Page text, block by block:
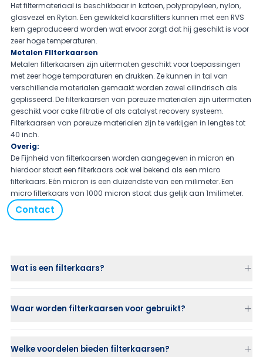
Het filtermateriaal is beschikbaar in katoen, polypropyleen, nylon,
glasvezel en Ryton. Een gewikkeld kaarsfilters kunnen met een RVS
kern geproduceerd worden wat ervoor zorgt dat hij geschikt is voor
zeer hoge temperaturen.
Metalen FIlterkaarsen
Metalen filterkaarsen zijn uitermaten geschikt voor toepassingen
met zeer hoge temparaturen en drukken. Ze kunnen in tal van
verschillende materialen gemaakt worden zowel cilindrisch als
geplisseerd. De filterkaarsen van poreuze materialen zijn uitermaten
geschikt voor cake filtratie of als catalyst recovery systeem.
Filterkaarsen van poreuze materialen zijn te verkijgen in lengtes tot
40 inch.
Overig:
De Fijnheid van filterkaarsen worden aangegeven in micron en
hierdoor staat een filterkaars ook wel bekend als een micro
filterkaars. Eén micron is een duizendste van een milimeter. Een
micro filterkaars van 1000 micron staat dus gelijk aan 1milimeter.
Contact
Wat is een filterkaars?​
Een filterkaars is een cilindervormig filterelement dat wordt gebruikt
ongewenste deeltjes uit vloeistoffen of gassen. Het biedt een grote fil
Waar worden filterkaarsen voor gebruikt?​
Filterkaarsen worden ingezet voor fijne en absolute filtratie in onder
voedingsmiddelenindustrie, chemie, farmaceutische sector en wat
Welke voordelen bieden filterkaarsen?